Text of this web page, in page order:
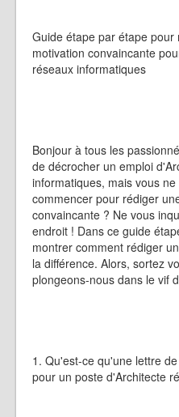
Guide étape par étape
motivation convaincante
réseaux informatiques
Bonjour à tous les
de décrocher un emploi
informatiques, mais vous
commencer pour rédiger
convaincante ? Ne vous
endroit ! Dans ce guide
montrer comment rédiger
la différence. Alors, sortez
plongeons-nous dans le vif
1. Qu'est-ce qu'une lettre
pour un poste d'Architecte